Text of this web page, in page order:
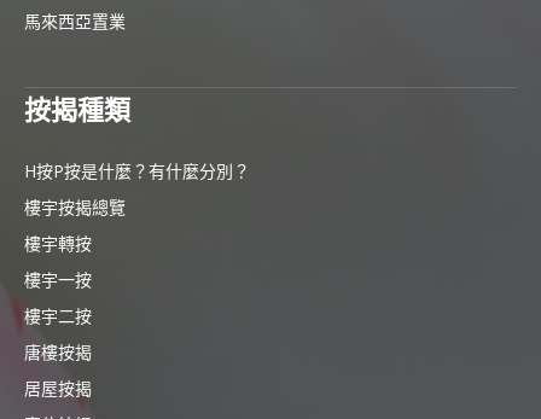
馬來西亞置業
按揭種類
H按P按是什麼？有什麼分別？
樓宇按揭總覽
樓宇轉按
樓宇一按
樓宇二按
唐樓按揭
居屋按揭